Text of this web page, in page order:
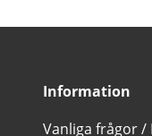
Information
Vanliga frågor /